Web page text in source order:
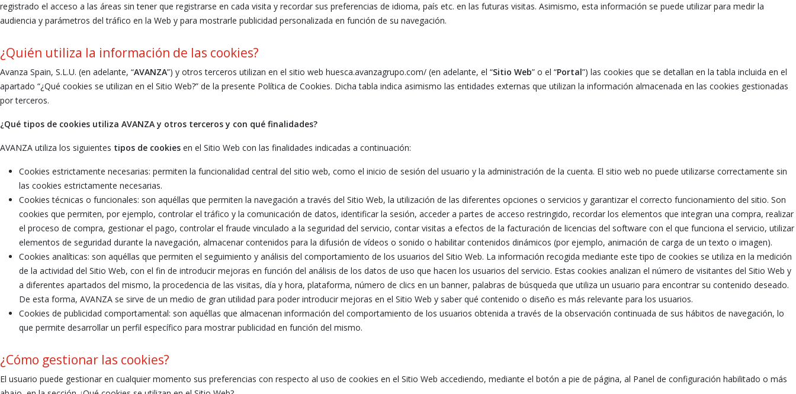
registrado el acceso a las áreas sin tener que registrarse en cada visita y recordar sus preferencias de idioma, país etc. en las futuras visitas. Asimismo, esta información se puede utilizar para medir la
audiencia y parámetros del tráfico en la Web y para mostrarle publicidad personalizada en función de su navegación.
¿Quién utiliza la información de las cookies?
Avanza Spain, S.L.U. (en adelante, “AVANZA”) y otros terceros utilizan en el sitio web huesca.avanzagrupo.com/ (en adelante, el “Sitio Web” o el “Portal”) las cookies que se detallan en la tabla incluida en el
apartado “¿Qué cookies se utilizan en el Sitio Web?” de la presente Política de Cookies. Dicha tabla indica asimismo las entidades externas que utilizan la información almacenada en las cookies gestionadas
por terceros.
¿Qué tipos de cookies utiliza AVANZA y otros terceros y con qué finalidades?
AVANZA utiliza los siguientes tipos de cookies en el Sitio Web con las finalidades indicadas a continuación:
Cookies estrictamente necesarias: permiten la funcionalidad central del sitio web, como el inicio de sesión del usuario y la administración de la cuenta. El sitio web no puede utilizarse correctamente sin
las cookies estrictamente necesarias.
Cookies técnicas o funcionales: son aquéllas que permiten la navegación a través del Sitio Web, la utilización de las diferentes opciones o servicios y garantizar el correcto funcionamiento del sitio. Son
cookies que permiten, por ejemplo, controlar el tráfico y la comunicación de datos, identificar la sesión, acceder a partes de acceso restringido, recordar los elementos que integran una compra, realizar
el proceso de compra, gestionar el pago, controlar el fraude vinculado a la seguridad del servicio, contar visitas a efectos de la facturación de licencias del software con el que funciona el servicio, utilizar
elementos de seguridad durante la navegación, almacenar contenidos para la difusión de vídeos o sonido o habilitar contenidos dinámicos (por ejemplo, animación de carga de un texto o imagen).
Cookies analíticas: son aquéllas que permiten el seguimiento y análisis del comportamiento de los usuarios del Sitio Web. La información recogida mediante este tipo de cookies se utiliza en la medición
de la actividad del Sitio Web, con el fin de introducir mejoras en función del análisis de los datos de uso que hacen los usuarios del servicio. Estas cookies analizan el número de visitantes del Sitio Web y
a diferentes apartados del mismo, la procedencia de las visitas, día y hora, plataforma, número de clics en un banner, palabras de búsqueda que utiliza un usuario para encontrar su contenido deseado.
De esta forma, AVANZA se sirve de un medio de gran utilidad para poder introducir mejoras en el Sitio Web y saber qué contenido o diseño es más relevante para los usuarios.
Cookies de publicidad comportamental: son aquéllas que almacenan información del comportamiento de los usuarios obtenida a través de la observación continuada de sus hábitos de navegación, lo
que permite desarrollar un perfil específico para mostrar publicidad en función del mismo.
¿Cómo gestionar las cookies?
El usuario puede gestionar en cualquier momento sus preferencias con respecto al uso de cookies en el Sitio Web accediendo, mediante el botón a pie de página, al Panel de configuración habilitado o más